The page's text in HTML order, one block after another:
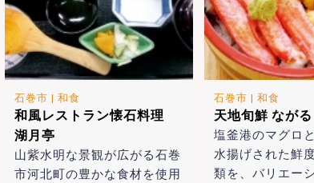
石巻市 | 和食
和風レストラン懐石料理
湖月亭
山紫水明な景観が広がる石巻
市河北町の豊かな食材を使用
石巻市 | 和食
天地旬鮮 ながる
塩釜港のマグロ
水揚げされた鮮
類を、バリエー